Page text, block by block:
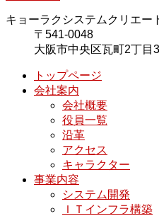
キョーラクシステムクリエー
〒541-0048
大阪市中央区瓦町2丁目
トップページ
会社案内
会社概要
役員一覧
沿革
アクセス
キャラクター
事業内容
システム開発
ＩＴインフラ構築